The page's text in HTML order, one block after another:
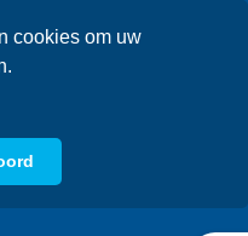
cookies om uw